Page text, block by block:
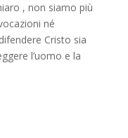
, non siamo più
né
Cristo sia
l’uomo e la